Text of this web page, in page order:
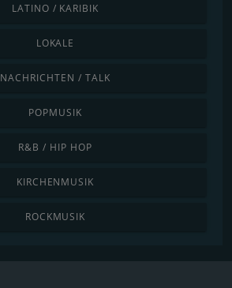
LATINO / KARIBIK
LOKALE
NACHRICHTEN / TALK
POPMUSIK
R&B / HIP HOP
KIRCHENMUSIK
ROCKMUSIK